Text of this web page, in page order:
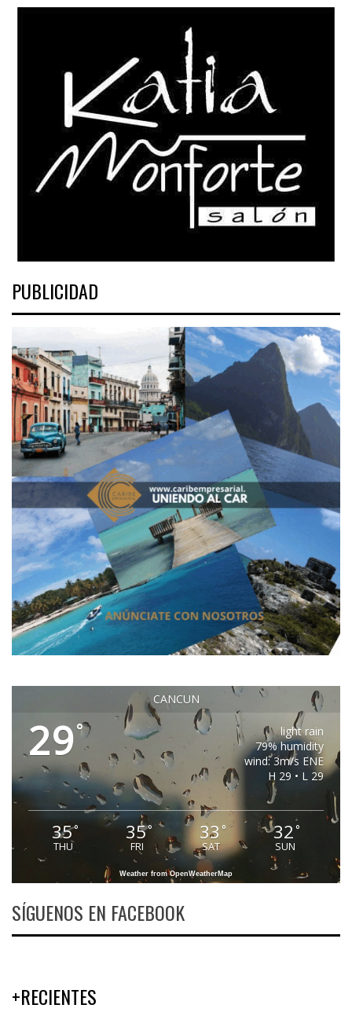
PUBLICIDAD
CANCUN
29°
light rain
79% humidity
wind: 3m/s ENE
H 29 • L 29
35°
THU
35°
FRI
33 °
SAT
32°
SUN
Weather from OpenWeatherMap
SÍGUENOS EN FACEBOOK
+RECIENTES